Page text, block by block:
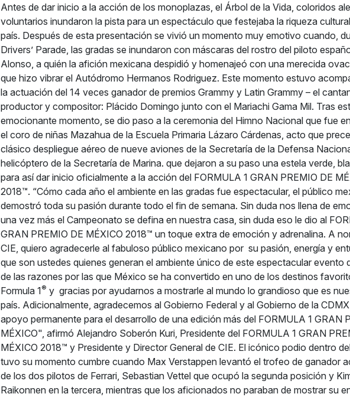
Antes de dar inicio a la acción de los monoplazas, el Árbol de la Vida, coloridos
voluntarios inundaron la pista para un espectáculo que festejaba la riqueza
país. Después de esta presentación se vivió un momento muy emotivo cuando,
Drivers’ Parade, las gradas se inundaron con máscaras del rostro del piloto
Alonso, a quién la afición mexicana despidió y homenajeó con una merecida
que hizo vibrar el Autódromo Hermanos Rodriguez. Este momento estuvo
la actuación del 14 veces ganador de premios Grammy y Latin Grammy – el
productor y compositor: Plácido Domingo junto con el Mariachi Gama Mil. Tras
emocionante momento, se dio paso a la ceremonia del Himno Nacional que fue
el coro de niñas Mazahua de la Escuela Primaria Lázaro Cárdenas, acto que
clásico despliegue aéreo de nueve aviones de la Secretaría de la Defensa
helicóptero de la Secretaría de Marina. que dejaron a su paso una estela verde,
para así dar inicio oficialmente a la acción del FORMULA 1 GRAN PREMIO DE
2018™. “Cómo cada año el ambiente en las gradas fue espectacular, el público
demostró toda su pasión durante todo el fin de semana. Sin duda nos llena de
una vez más el Campeonato se defina en nuestra casa, sin duda eso le dio al
GRAN PREMIO DE MÉXICO 2018™ un toque extra de emoción y adrenalina. A
CIE, quiero agradecerle al fabuloso público mexicano por su pasión, energía y
que son ustedes quienes generan el ambiente único de este espectacular evento
de las razones por las que México se ha convertido en uno de los destinos
Formula 1® y gracias por ayudarnos a mostrarle al mundo lo grandioso que es
país. Adicionalmente, agradecemos al Gobierno Federal y al Gobierno de la
apoyo permanente para el desarrollo de una edición más del FORMULA 1 GRAN
MÉXICO", afirmó Alejandro Soberón Kuri, Presidente del FORMULA 1 GRAN
MÉXICO 2018™ y Presidente y Director General de CIE. El icónico podio dentro
tuvo su momento cumbre cuando Max Verstappen levantó el trofeo de ganador
de los dos pilotos de Ferrari, Sebastian Vettel que ocupó la segunda posición y
Raikonnen en la tercera, mientras que los aficionados no paraban de mostrar su